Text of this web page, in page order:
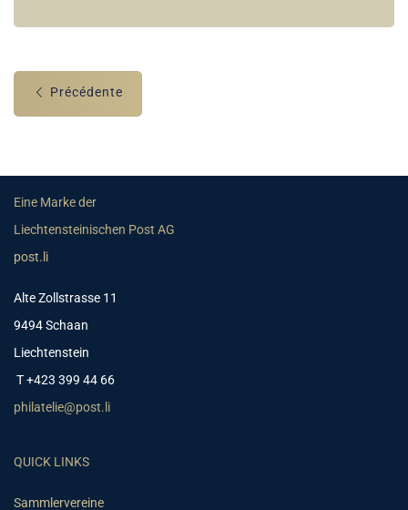
Précédente
Eine Marke der
Liechtensteinischen Post AG
post.li
Alte Zollstrasse 11
9494 Schaan
Liechtenstein
T +423 399 44 66
philatelie@post.li
QUICK LINKS
Sammlervereine